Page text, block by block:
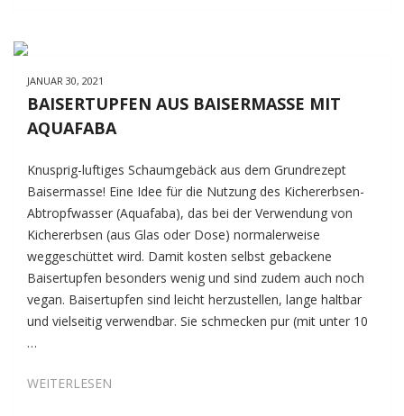
CRUNCH
JANUAR 30, 2021
BAISERTUPFEN AUS BAISERMASSE MIT
AQUAFABA
Knusprig-luftiges Schaumgebäck aus dem Grundrezept
Baisermasse! Eine Idee für die Nutzung des Kichererbsen-
Abtropfwasser (Aquafaba), das bei der Verwendung von
Kichererbsen (aus Glas oder Dose) normalerweise
weggeschüttet wird. Damit kosten selbst gebackene
Baisertupfen besonders wenig und sind zudem auch noch
vegan. Baisertupfen sind leicht herzustellen, lange haltbar
und vielseitig verwendbar. Sie schmecken pur (mit unter 10
…
WEITERLESEN